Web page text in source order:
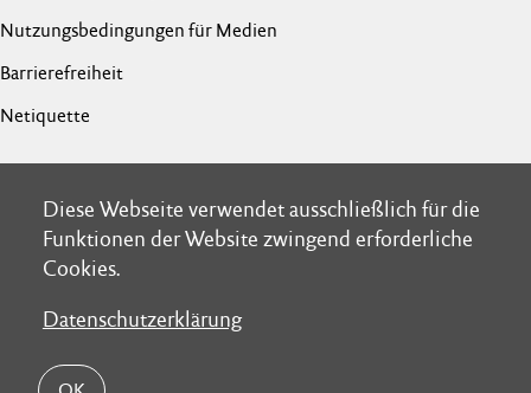
Diese Webseite verwendet ausschließlich für die
Funktionen der Website zwingend erforderliche
Cookies.
Datenschutzerklärung
Diese Webseite verwendet ausschließlich für die
Funktionen der Website zwingend erforderliche
Cookies.
Datenschutzerklärung
Nutzungsbedingungen für Medien
Barrierefreiheit
Netiquette